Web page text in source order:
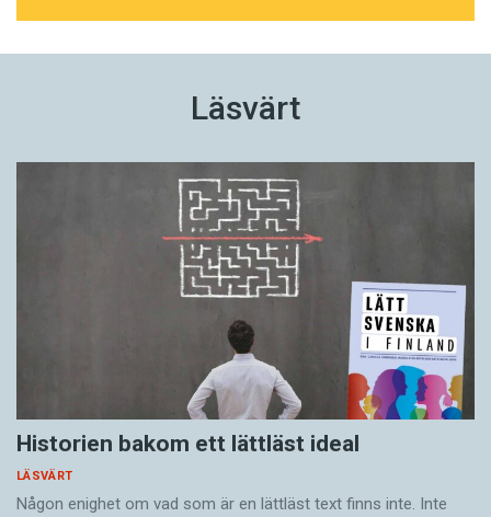
Läsvärt
Historien bakom ett lättläst ideal
LÄSVÄRT
Någon enighet om vad som är en lättläst text finns inte. Inte